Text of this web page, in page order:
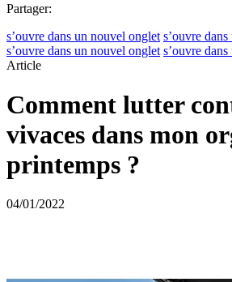
Partager:
s’ouvre dans un nouvel onglet s’ouvre
s’ouvre dans un nouvel onglet s’ouvre
Article
Comment lutter
vivaces dans mon
printemps ?
04/01/2022